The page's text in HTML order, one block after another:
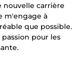
nouvelle carrière
m'engage à
que possible.
pour les